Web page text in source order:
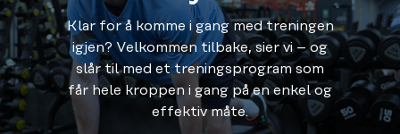
Klar for å komme i gang med treningen
igjen? Velkommen tilbake, sier vi – og
slår til med et treningsprogram som
får hele kroppen i gang på en enkel og
effektiv måte.